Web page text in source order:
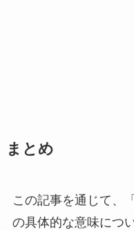
まとめ
この記事を通じて、
の具体的な意味につ